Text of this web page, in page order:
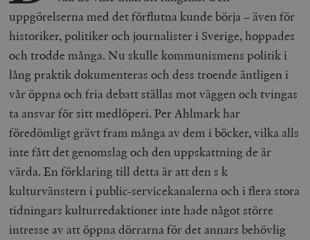
uppgörelserna med det förflutna kunde börja – även för
historiker, politiker och journalister i Sverige, hoppades
och trodde många. Nu skulle kommunismens politik i
lång praktik dokumenteras och dess troende äntligen i
vår öppna och fria debatt ställas mot väggen och tvingas
ta ansvar för sitt medlöperi. Per Ahlmark har
föredömligt grävt fram många av dem i böcker, vilka alls
inte fått det genomslag och den uppskattning de är
värda. En förklaring till detta är att den s k
kulturvänstern i public-servicekanalerna och i flera stora
tidningars kulturredaktioner inte hade något större
intresse av att öppna dörrarna för det annars behövlig